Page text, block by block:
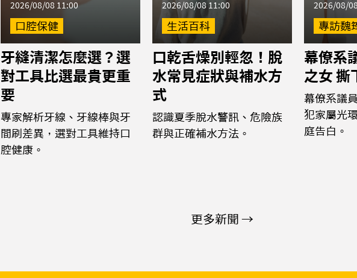
2026/08/08 11:00
口腔保健
牙縫清潔怎麼選？選
對工具比選最貴更重
要
專家解析牙線、牙線棒與牙
間刷差異，選對工具維持口
腔健康。
2026/08/08 11:00
生活百科
口乾舌燥別輕忽！脫
水常見症狀與補水方
式
認識夏季脫水警訊、危險族
群與正確補水方法。
2026/08/
專訪魏
幕僚系
之女 撕
幕僚系議
犯家屬光
庭告白。
更多新聞 →